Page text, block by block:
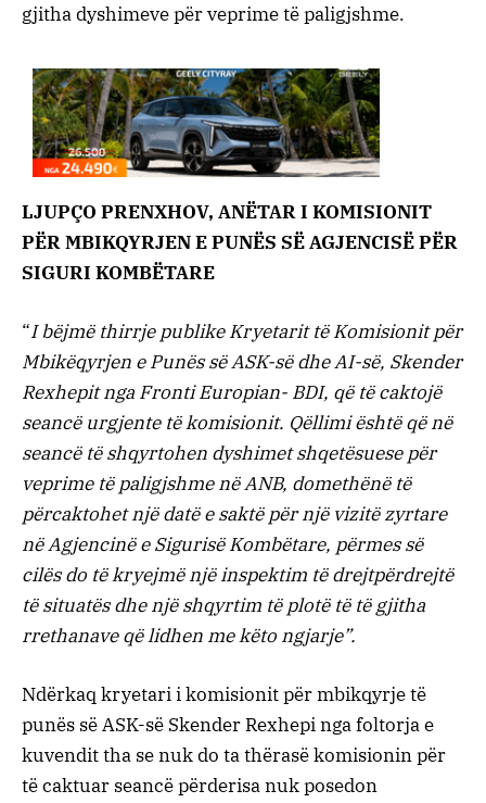
gjitha dyshimeve për veprime të paligjshme.
LJUPÇO PRENXHOV, ANËTAR I KOMISIONIT
PËR MBIKQYRJEN E PUNËS SË AGJENCISË PËR
SIGURI KOMBËTARE
“I bëjmë thirrje publike Kryetarit të Komisionit për
Mbikëqyrjen e Punës së ASK-së dhe AI-së, Skender
Rexhepit nga Fronti Europian- BDI, që të caktojë
seancë urgjente të komisionit. Qëllimi është që në
seancë të shqyrtohen dyshimet shqetësuese për
veprime të paligjshme në ANB, domethënë të
përcaktohet një datë e saktë për një vizitë zyrtare
në Agjencinë e Sigurisë Kombëtare, përmes së
cilës do të kryejmë një inspektim të drejtpërdrejtë
të situatës dhe një shqyrtim të plotë të të gjitha
rrethanave që lidhen me këto ngjarje”.
Ndërkaq kryetari i komisionit për mbikqyrje të
punës së ASK-së Skender Rexhepi nga foltorja e
kuvendit tha se nuk do ta thërasë komisionin për
të caktuar seancë përderisa nuk posedon